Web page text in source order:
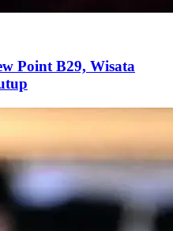
Point B29, Wisata